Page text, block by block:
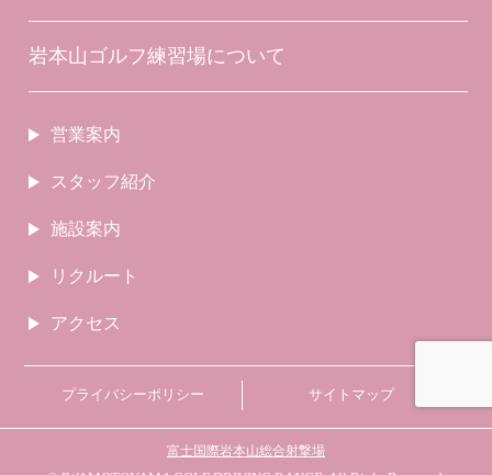
岩本山ゴルフ練習場について
営業案内
スタッフ紹介
施設案内
リクルート
アクセス
プライバシーポリシー サイトマップ
富士国際岩本山総合射撃場